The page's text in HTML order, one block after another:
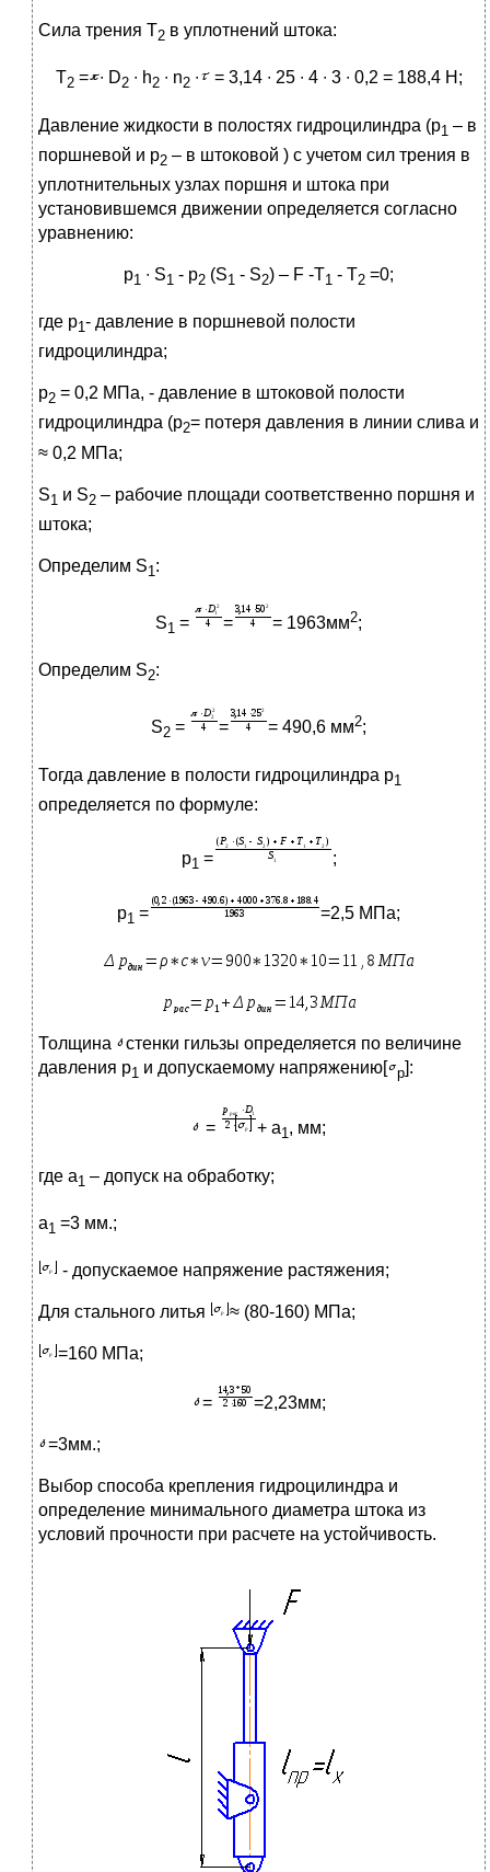
Сила трения Т2 в уплотнений штока:
Т2= ∙ D2 ∙ h2 ∙ n2 ∙ = 3,14 ∙ 25 ∙ 4 ∙ 3 ∙ 0,2 = 188,4 H;
Давление жидкости в полостях гидроцилиндра (р1 – в
поршневой и р2 – в штоковой ) с учетом сил трения в
уплотнительных узлах поршня и штока при
установившемся движении определяется согласно
уравнению:
р1 ∙ S1 - р2 (S1 - S2) – F -T1 - T2 =0;
где р1- давление в поршневой полости
гидроцилиндра;
р2 = 0,2 МПа, - давление в штоковой полости
гидроцилиндра (р2= потеря давления в линии слива и
≈ 0,2 МПа;
S1 и S2 – рабочие площади соответственно поршня и
штока;
Определим S1:
S1 = = = 1963мм2;
Определим S2:
S2 = = = 490,6 мм2;
Тогда давление в полости гидроцилиндра р1
определяется по формуле:
р1 = ;
р1 = =2,5 МПа;
Толщина
стенки гильзы определяется по величине
давления р1 и допускаемому напряжению[ р]:
= + а1, мм;
где а1 – допуск на обработку;
а1 =3 мм.;
- допускаемое напряжение растяжения;
Для стального литья ≈ (80-160) МПа;
=160 МПа;
= =2,23мм;
=3мм.;
Выбор способа крепления гидроцилиндра и
определение минимального диаметра штока из
условий прочности при расчете на устойчивость.